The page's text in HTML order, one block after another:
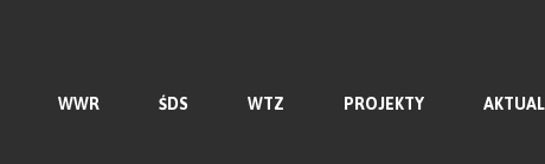
WWR ŚDS WTZ PROJEKTY